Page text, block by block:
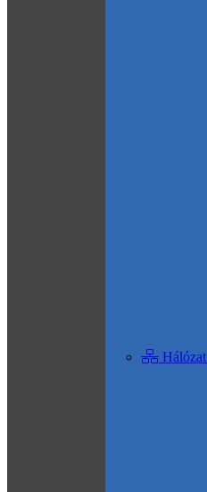
Hálózat